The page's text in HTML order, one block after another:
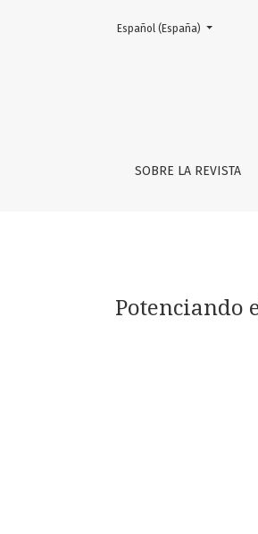
Potenciando el
SOBRE LA REVISTA
Cambiar el idioma. El actual es:
Español (España)
Potenciando